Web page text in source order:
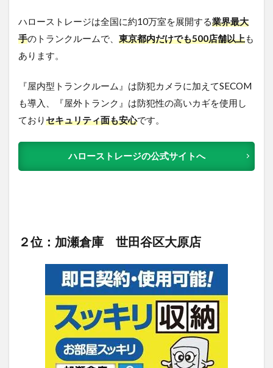
ハローストレージは全国に約10万室を展開する業界最大
手のトランクルームで、 東京都内だけでも500店舗以上も
あります。
『屋内型トランクルーム』は防犯カメラに加えてSECOM
も導入、『屋外トランク』は防犯性の高いカギを使用し
ておりセキュリティ面も安心です。
ハローストレージの公式サイトへ
２位：加瀬倉庫 世田谷区大原店